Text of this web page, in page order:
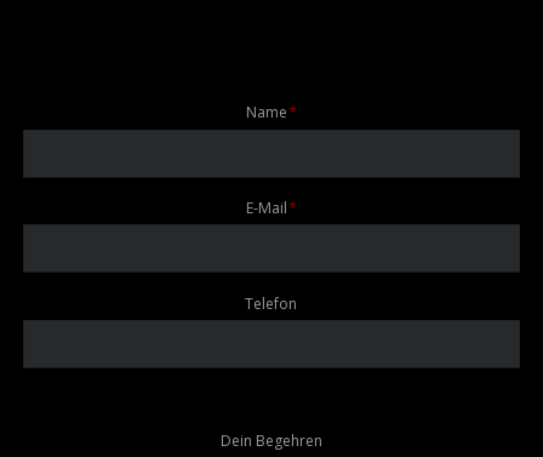
Pflichtfeld
Name*
Pflichtfeld
E-Mail*
Telefon
Dein Begehren